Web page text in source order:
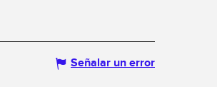
Señalar un error